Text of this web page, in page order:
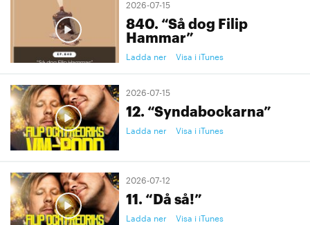
2026-07-15
840. “Så dog Filip
Hammar”
Ladda ner Visa i iTunes
2026-07-15
12. “Syndabockarna”
Ladda ner Visa i iTunes
2026-07-12
11. “Då så!”
Ladda ner Visa i iTunes